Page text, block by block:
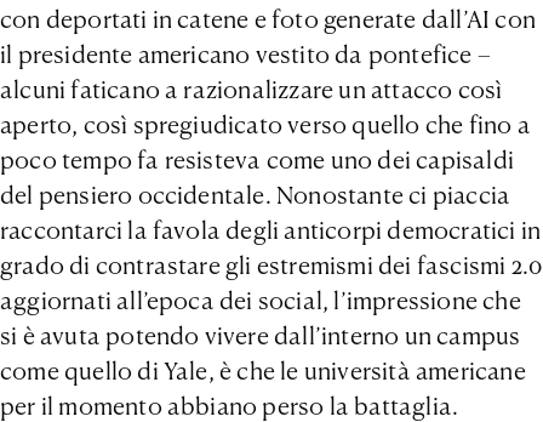
con deportati in catene e foto generate dall’AI con
il presidente americano vestito da pontefice –
alcuni faticano a razionalizzare un attacco così
aperto, così spregiudicato verso quello che fino a
poco tempo fa resisteva come uno dei capisaldi
del pensiero occidentale. Nonostante ci piaccia
raccontarci la favola degli anticorpi democratici in
grado di contrastare gli estremismi dei fascismi 2.0
aggiornati all’epoca dei social, l’impressione che
si è avuta potendo vivere dall’interno un campus
come quello di Yale, è che le università americane
per il momento abbiano perso la battaglia.